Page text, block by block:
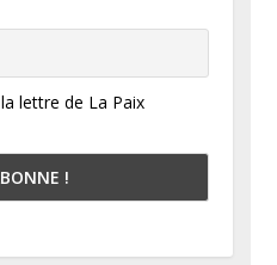
lettre de La Paix